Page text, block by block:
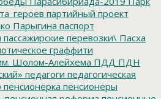
партийный проект
Парыгина паспорт
пассажирские перевозки\ Пасха
граффити
Шолом-Алейхема ПДД ПДН
педагоги педагогическая
пенсионерка пенсионеры